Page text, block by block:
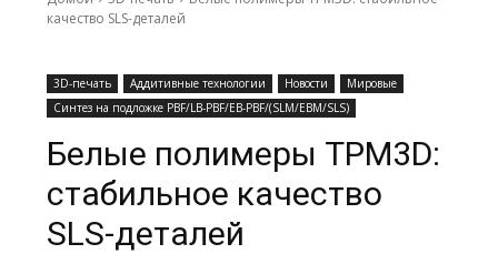
качество SLS-деталей
3D-печать Аддитивные технологии Новости
Мировые
Синтез на подложке PBF/LB-PBF/EB-PBF/(SLM/EBM/SLS)
Белые полимеры TPM3D:
стабильное качество
SLS-деталей